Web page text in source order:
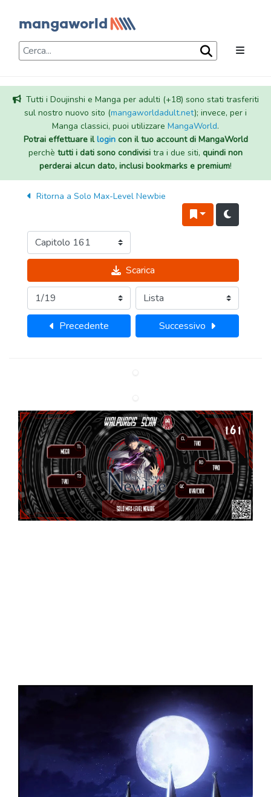
Tutti i Doujinshi e Manga per adulti (+18) sono stati trasferiti
sul nostro nuovo sito (mangaworldadult.net); invece, per i
Manga classici, puoi utilizzare MangaWorld.
Potrai effettuare illogincon il tuo account di MangaWorld
perchè tutti i dati sono condivisi tra i due siti, quindi non
perderai alcun dato, inclusi bookmarks e premium!
Ritorna a Solo Max-Level Newbie
Scarica
Precedente Successivo